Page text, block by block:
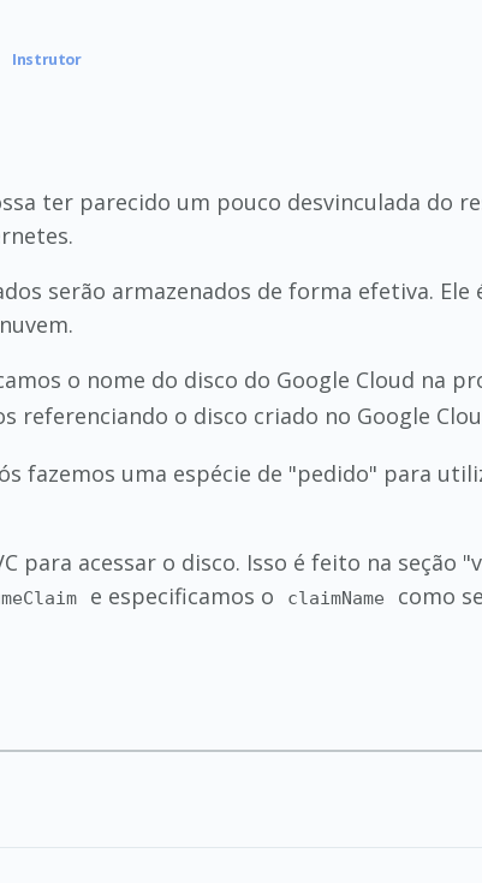
Instrutor
ter parecido um pouco desvinculada do
serão armazenados de forma efetiva.
o nome do disco do Google Cloud na
referenciando o disco criado no Google
fazemos uma espécie de "pedido" para
para acessar o disco. Isso é feito na seção
e especificamos o claimName como